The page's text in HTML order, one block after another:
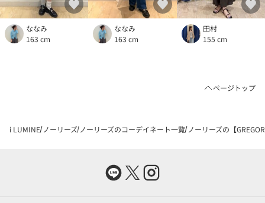
ななみ
163 cm
ななみ
163 cm
田村
155 cm
ページトップ
i LUMINE ノーリーズ ノーリーズのコーデイネート一覧 ノーリーズの【